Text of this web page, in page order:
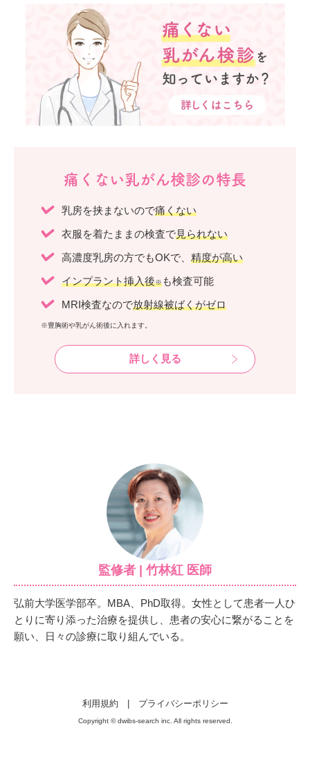
痛くない乳がん検診の特長
乳房を挟まないので痛くない
衣服を着たままの検査で見られない
高濃度乳房の方でもOKで、 精度が高い
インプラント挿入後※ も検査可能
MRI検査なので放射線被ばくがゼロ
※豊胸術や乳がん術後に入れます。
詳しく見る
監修者 | 竹林紅 医師
弘前大学医学部卒。MBA、PhD取得。女性として患者一人ひ
とりに寄り添った治療を提供し、患者の安心に繋がることを
願い、日々の診療に取り組んでいる。
利用規約 | プライバシーポリシー
Copyright © dwibs-search inc. All rights reserved.